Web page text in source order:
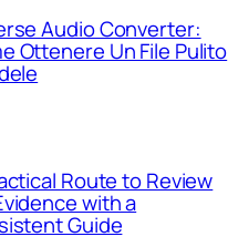
Audio Converter:
Ottenere Un File Pulito
Route to Review
with a
Guide